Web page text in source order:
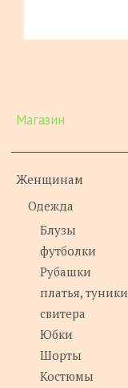
Магазин
Женщинам
Одежда
Блузы
футболки
Рубашки
платья, туники
свитера
Юбки
Шорты
Костюмы